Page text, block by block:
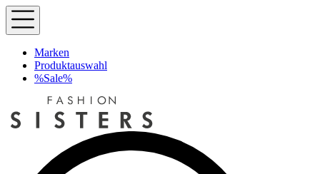
Marken
Produktauswahl
%Sale%